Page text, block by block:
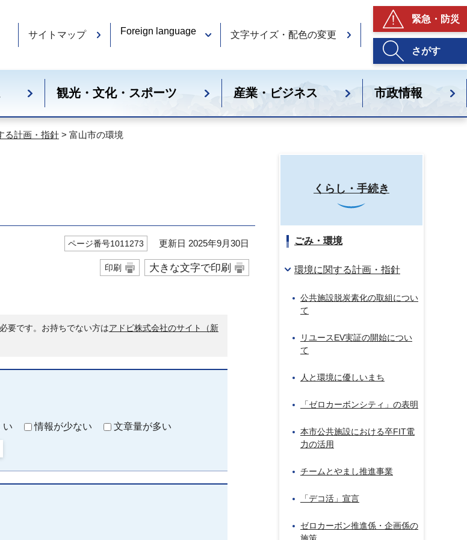
サイトマップ Foreign language 文字サイズ・配色の変更
緊急・防災
さがす
観光・文化・スポーツ 産業・ビジネス 市政情報
る計画・指針 > 富山市の環境
ページ番号1011273 更新日 2025年9月30日
印刷 大きな文字で印刷
要です。お持ちでない方はアドビ株式会社のサイト（新
い 情報が少ない 文章量が多い
くらし・手続き
ごみ・環境
環境に関する計画・指針
公共施設脱炭素化の取組につい
て
リユースEV実証の開始につい
て
人と環境に優しいまち
「ゼロカーボンシティ」の表明
本市公共施設における卒FIT電
力の活用
チームとやまし推進事業
「デコ活」宣言
ゼロカーボン推進係・企画係の